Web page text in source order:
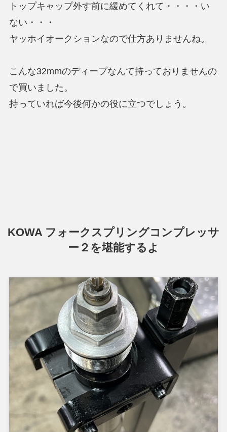
トップキャップ外す前に緩めてくれて・・・・い
ない・・・
ヤッホイオークションなので仕方ありませんね。
こんな32mmのディープなんて持っておりませんの
で買いました。
持っていれば今後何かの役に立つでしょう。
KOWA フォークスプリングコンプレッサ
ー２を堪能するよ